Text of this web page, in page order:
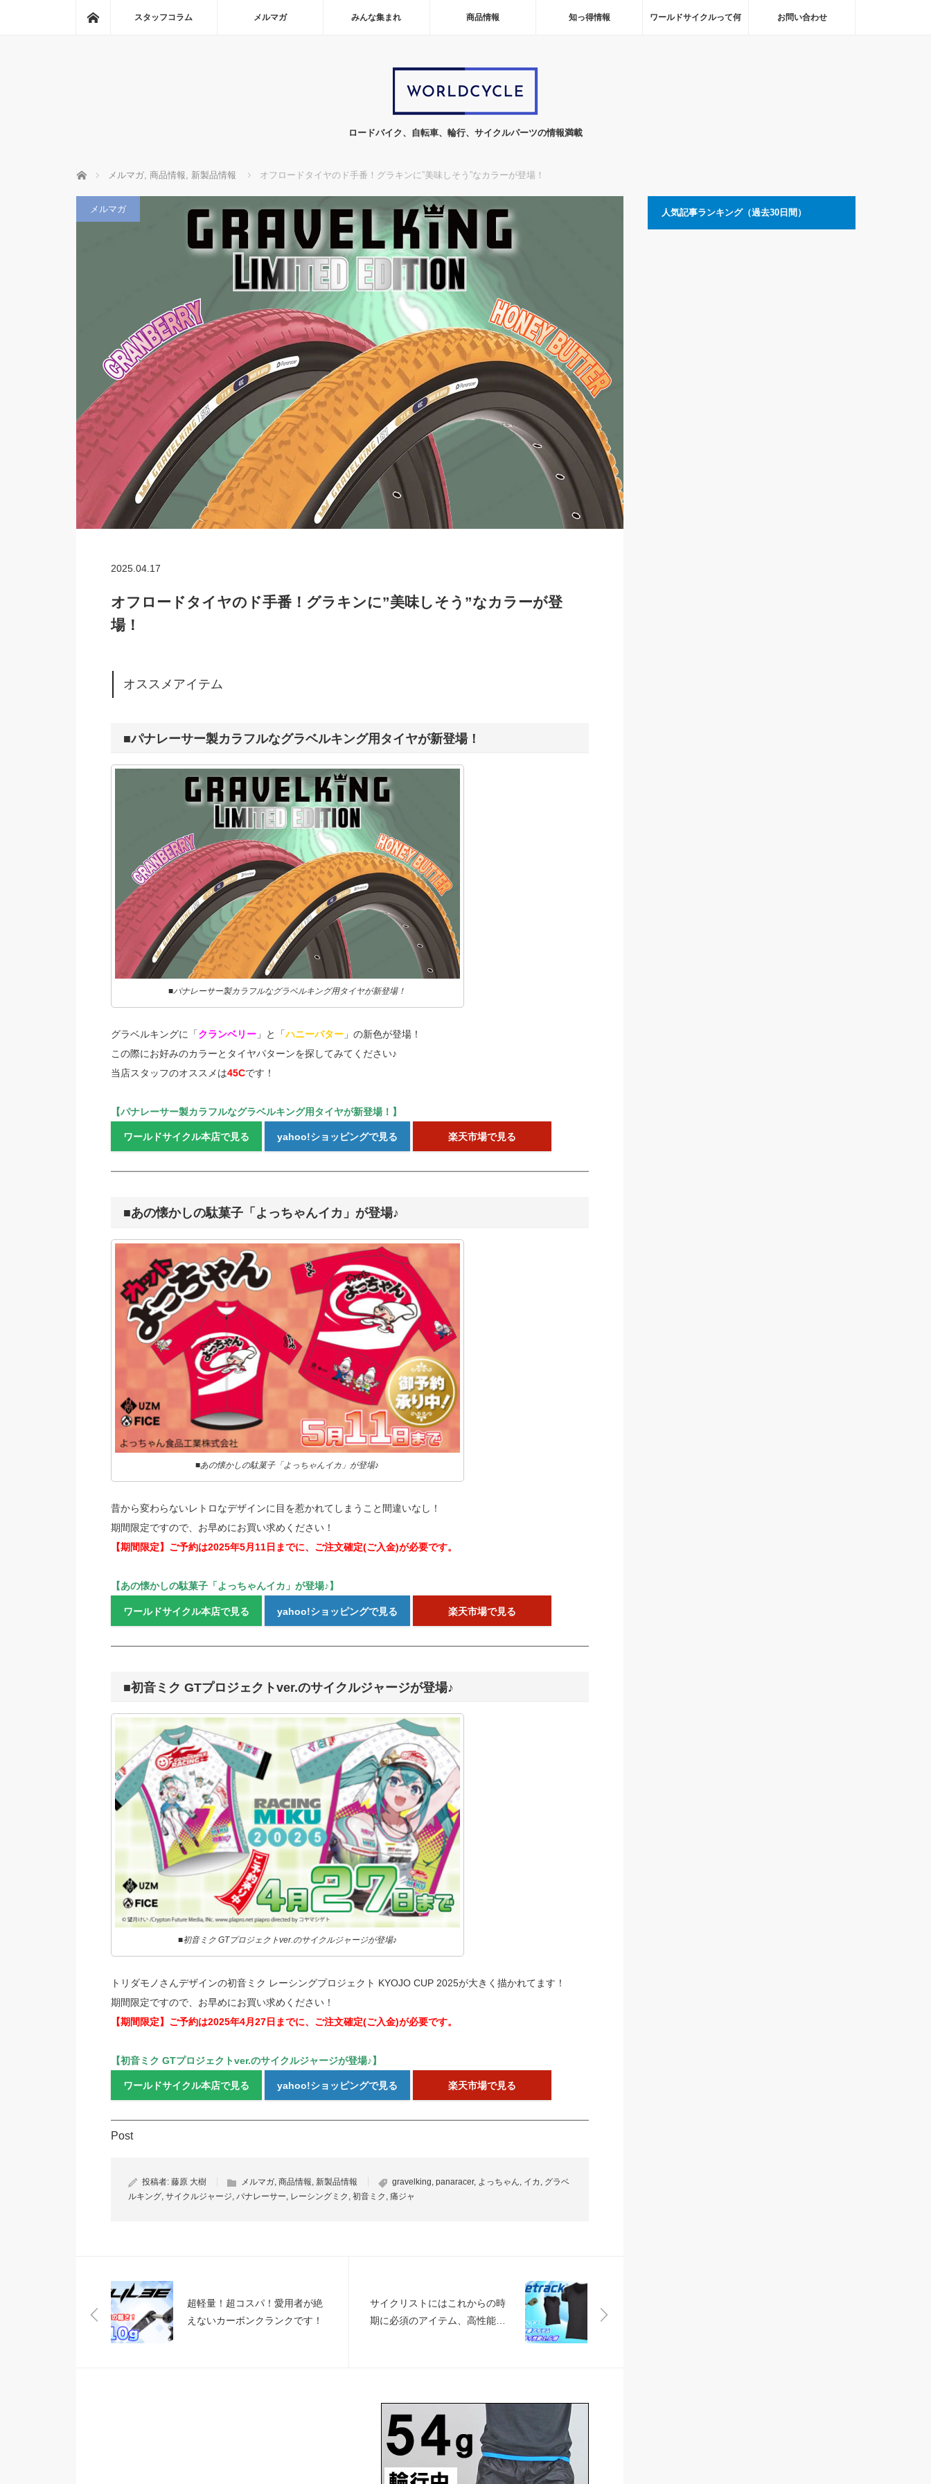
ホームスタッフコラム メルマガ みんな集まれ 商品情報 知っ得情報 ワールドサイクルって何 お問い合わせ
ロードバイク、自転車、輪行、サイクルパーツの情報満載
ホーム メルマガ, 商品情報, 新製品情報 オフロードタイヤのド手番！グラキンに”美味しそう”なカラーが登場！
メルマガ
2025.04.17
オフロードタイヤのド手番！グラキンに”美味しそう”なカラーが登
場！
オススメアイテム
■パナレーサー製カラフルなグラベルキング用タイヤが新登場！
■パナレーサー製カラフルなグラベルキング用タイヤが新登場！
グラベルキングに「クランベリー」と「ハニーバター」の新色が登場！
この際にお好みのカラーとタイヤパターンを探してみてください♪
当店スタッフのオススメは45Cです！
【パナレーサー製カラフルなグラベルキング用タイヤが新登場！】
ワールドサイクル本店で見る yahoo!ショッピングで見る 楽天市場で見る
■あの懐かしの駄菓子「よっちゃんイカ」が登場♪
■あの懐かしの駄菓子「よっちゃんイカ」が登場♪
昔から変わらないレトロなデザインに目を惹かれてしまうこと間違いなし！
期間限定ですので、お早めにお買い求めください！
【期間限定】ご予約は2025年5月11日までに、ご注文確定(ご入金)が必要です。
【あの懐かしの駄菓子「よっちゃんイカ」が登場♪】
ワールドサイクル本店で見る yahoo!ショッピングで見る 楽天市場で見る
■初音ミク GTプロジェクトver.のサイクルジャージが登場♪
■初音ミク GTプロジェクトver.のサイクルジャージが登場♪
トリダモノさんデザインの初音ミク レーシングプロジェクト KYOJO CUP 2025が大きく描かれてます！
期間限定ですので、お早めにお買い求めください！
【期間限定】ご予約は2025年4月27日までに、ご注文確定(ご入金)が必要です。
【初音ミク GTプロジェクトver.のサイクルジャージが登場♪】
ワールドサイクル本店で見る yahoo!ショッピングで見る 楽天市場で見る
Post
投稿者: 藤原 大樹 メルマガ, 商品情報, 新製品情報 gravelking, panaracer, よっちゃん, イカ , グラベ
ルキング, サイクルジャージ, パナレーサー, レーシングミク , 初音ミク , 痛ジャ
超軽量！超コスパ！愛用者が絶
えないカーボンクランクです！
サイクリストにはこれからの時
期に必須のアイテム、高性能レ
人気記事ランキング（過去30日間）